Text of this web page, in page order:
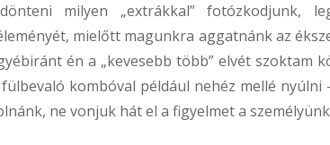
milyen „extrákkal” fotózkodjunk,
mielőtt magunkra aggatnánk az
én a „kevesebb több” elvét szoktam
kombóval például nehéz mellé nyúlni
ne vonjuk hát el a figyelmet a